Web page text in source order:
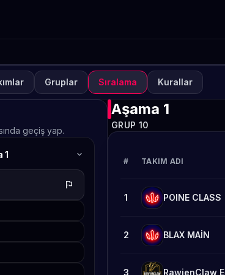
ON PUBG MOBILE
Gruplar Sıralama Kurallar
geçiş yap.
1 expand_more
flag
Aşama 1
GRUP 10
# TAKIM ADI
1 POINE CLASS
2 BLAX MAİN
3 RawienClaw